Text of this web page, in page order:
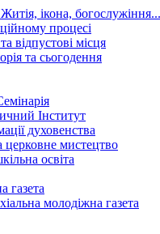
Житія, ікона, богослужіння...
процесі
відпустові місця
та сьогодення
Інститут
духовенства
церковне мистецтво
освіта
газета
молодіжна газета